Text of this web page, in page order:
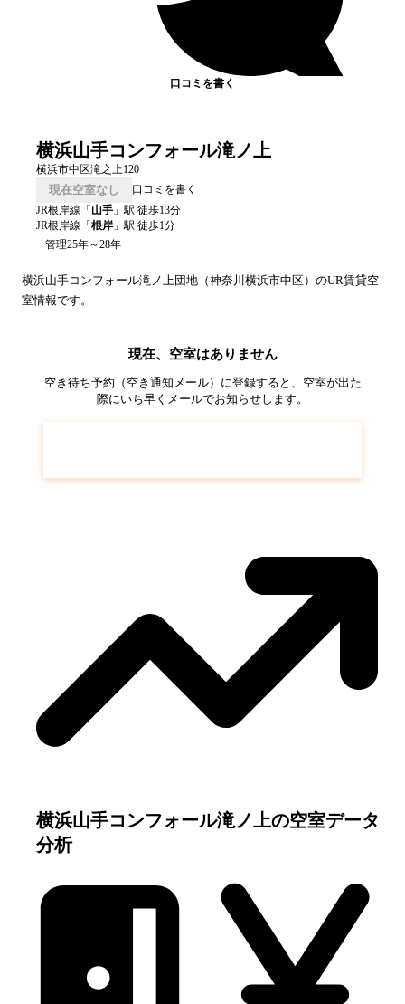
口コミを書く
横浜山手コンフォール滝ノ上
横浜市中区滝之上120
現在空室なし
口コミを書く
JR根岸線 「山手 」駅 徒歩13分
JR根岸線 「根岸 」駅 徒歩1分
管理25年～28年
横浜山手コンフォール滝ノ上団地（神奈川横浜市中区）のUR賃貸空
室情報です。
現在、空室はありません
空き待ち予約（空き通知メール）に登録すると、空室が出た
際にいち早くメールでお知らせします。
横浜山手コンフォール滝ノ上の空室データ
分析